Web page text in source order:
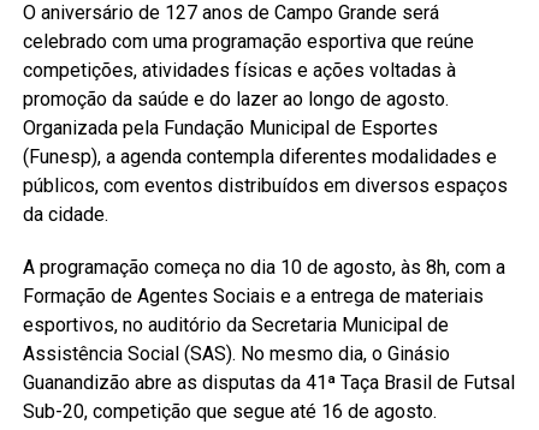
O aniversário de 127 anos de Campo Grande será
celebrado com uma programação esportiva que reúne
competições, atividades físicas e ações voltadas à
promoção da saúde e do lazer ao longo de agosto.
Organizada pela Fundação Municipal de Esportes
(Funesp), a agenda contempla diferentes modalidades e
públicos, com eventos distribuídos em diversos espaços
da cidade.
A programação começa no dia 10 de agosto, às 8h, com a
Formação de Agentes Sociais e a entrega de materiais
esportivos, no auditório da Secretaria Municipal de
Assistência Social (SAS). No mesmo dia, o Ginásio
Guanandizão abre as disputas da 41ª Taça Brasil de Futsal
Sub-20, competição que segue até 16 de agosto.